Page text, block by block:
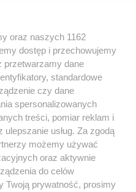
0
korzystania z portali
Skontakuj sięz nami
Kontakt
Wydawca
Redakcja
oraz naszych 1162
dostęp i przechowujemy
przetwarzamy dane
standardowe
czy dane
spersonalizowanych
treści, pomiar reklam i
usług. Za zgodą
możemy używać
oraz aktywnie
do celów
Twoją prywatność, prosimy